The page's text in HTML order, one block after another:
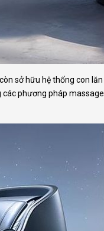
sở hữu hệ thống con
phương pháp